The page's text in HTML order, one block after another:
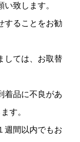
致します。
することをお勧
しては、お取替
着品に不良があ
す。
週間以内でもお